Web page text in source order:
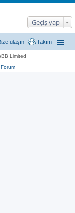
Geçiş yap
Takım
ulaşın
Limited